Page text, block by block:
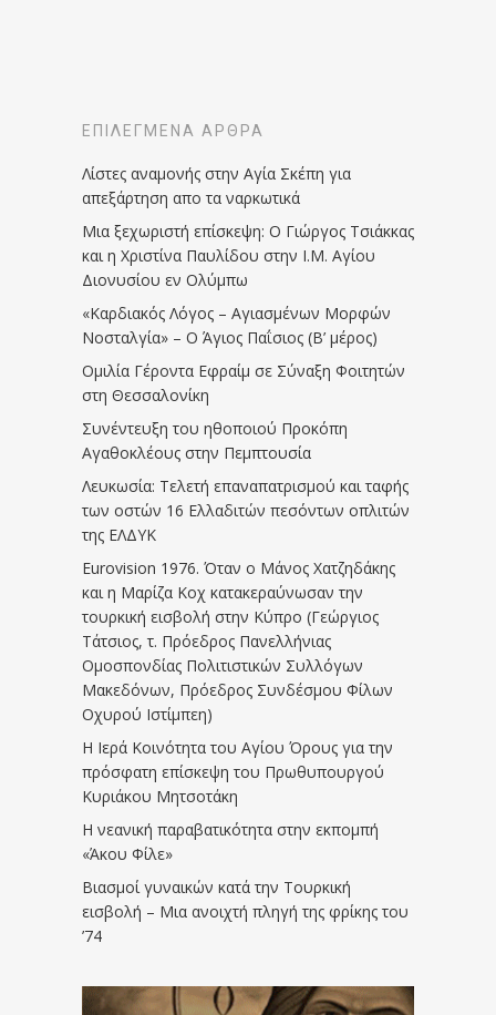
ΕΠΙΛΕΓΜΈΝΑ ΆΡΘΡΑ
Λίστες αναμονής στην Αγία Σκέπη για
απεξάρτηση απο τα ναρκωτικά
Μια ξεχωριστή επίσκεψη: Ο Γιώργος Τσιάκκας
και η Χριστίνα Παυλίδου στην Ι.Μ. Αγίου
Διονυσίου εν Ολύμπω
«Καρδιακός Λόγος – Αγιασμένων Μορφών
Νοσταλγία» – Ο Άγιος Παΐσιος (Β’ μέρος)
Ομιλία Γέροντα Εφραίμ σε Σύναξη Φοιτητών
στη Θεσσαλονίκη
Συνέντευξη του ηθοποιού Προκόπη
Αγαθοκλέους στην Πεμπτουσία
Λευκωσία: Τελετή επαναπατρισμού και ταφής
των οστών 16 Ελλαδιτών πεσόντων οπλιτών
της ΕΛΔΥΚ
Eurovision 1976. Όταν ο Μάνος Χατζηδάκης
και η Μαρίζα Κοχ κατακεραύνωσαν την
τουρκική εισβολή στην Κύπρο (Γεώργιος
Τάτσιος, τ. Πρόεδρος Πανελλήνιας
Ομοσπονδίας Πολιτιστικών Συλλόγων
Μακεδόνων, Πρόεδρος Συνδέσμου Φίλων
Οχυρού Ιστίμπεη)
Η Ιερά Κοινότητα του Αγίου Όρους για την
πρόσφατη επίσκεψη του Πρωθυπουργού
Κυριάκου Μητσοτάκη
Η νεανική παραβατικότητα στην εκπομπή
«Άκου Φίλε»
Βιασμοί γυναικών κατά την Τουρκική
εισβολή – Μια ανοιχτή πληγή της φρίκης του
’74